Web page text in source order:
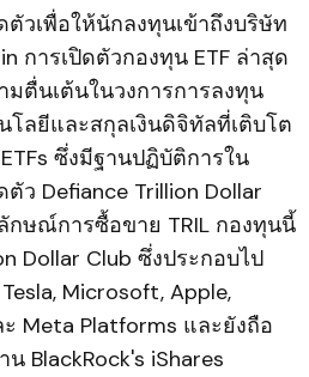
ตัวเพื่อให้นักลงทุนเข้าถึงบริษัท
การเปิดตัวกองทุน ETF ล่าสุด
มตื่นเต้นในวงการการลงทุน
โลยีและสกุลเงินดิจิทัลที่เติบโต
ซึ่งมีฐานปฏิบัติการใน
ตัว Defiance Trillion Dollar
กษณ์การซื้อขาย TRIL กองทุนนี้
Dollar Club ซึ่งประกอบไป
Microsoft, Apple,
Meta Platforms และยังถือ
BlackRock's iShares